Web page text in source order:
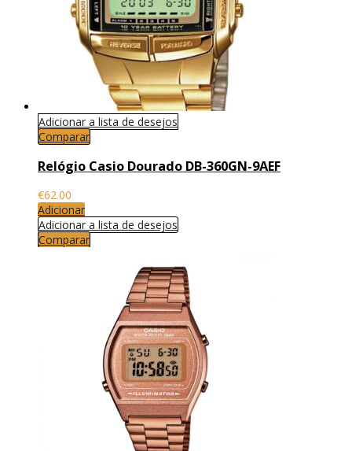
Adicionar a lista de desejos
Comparar
Relógio Casio Dourado DB-360GN-9AEF
€62.00
Adicionar
Adicionar a lista de desejos
Comparar